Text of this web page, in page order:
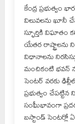
కేంద్ర ప్రభుత్వం
విలువలను ఖూనీ
స్ఫూర్తికి విఘాతం
యేతర రాష్ట్రాలను
విధానాలను
మంచికంటి భవన్
సెంటర్ వరకు
ప్రభుత్వం
సంఘీభావంగా
బస్టాండ్ సెంటర్లో